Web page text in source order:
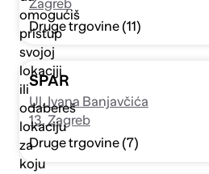
omogućiš
pristup
svojoj
lokaciji
ili
odabereš
lokaciju
za
koju
Zagreb
Druge trgovine (11)
SPAR
Ul. Ivana Banjavčića
13, Zagreb
Druge trgovine (7)